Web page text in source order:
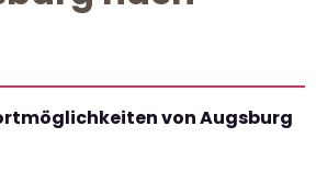
von Augsburg